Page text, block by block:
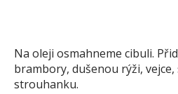
Na oleji osmahneme cibuli.
brambory, dušenou rýži,
strouhanku.